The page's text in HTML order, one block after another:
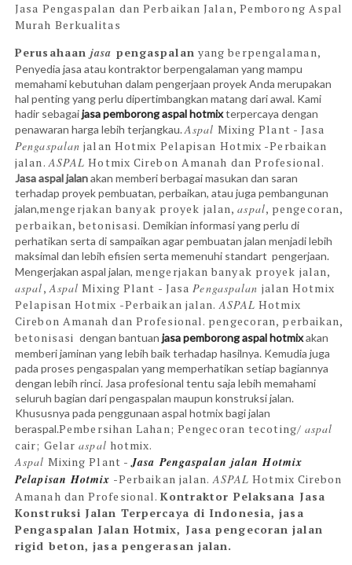
Jasa Pengaspalan dan Perbaikan Jalan, Pemborong Aspal
Murah Berkualitas
Perusahaanjasa pengaspalan yang berpengalaman,
Penyedia jasa atau kontraktor berpengalaman yang mampu
memahami kebutuhan dalam pengerjaan proyek Anda merupakan
hal penting yang perlu dipertimbangkan matang dari awal. Kami
hadir sebagaijasa pemborong aspal hotmixterpercaya dengan
penawaran harga lebih terjangkau.Aspal Mixing Plant - Jasa
Pengaspalan jalan Hotmix Pelapisan Hotmix -Perbaikan
jalan.ASPAL Hotmix Cirebon Amanah dan Profesional.
Jasa aspal jalanakan memberi berbagai masukan dan saran
terhadap proyek pembuatan, perbaikan, atau juga pembangunan
jalan,mengerjakan banyak proyek jalan,aspal, pengecoran,
perbaikan, betonisasi. Demikian informasi yang perlu di
perhatikan serta di sampaikan agar pembuatan jalan menjadi lebih
maksimal dan lebih efisien serta memenuhi standart pengerjaan.
Mengerjakan aspal jalan, mengerjakan banyak proyek jalan,
aspal,Aspal Mixing Plant - JasaPengaspalan jalan Hotmix
Pelapisan Hotmix -Perbaikan jalan.ASPAL Hotmix
Cirebon Amanah dan Profesional. pengecoran, perbaikan,
betonisasi dengan bantuanjasa pemborong aspal hotmixakan
memberi jaminan yang lebih baik terhadap hasilnya. Kemudia juga
pada proses pengaspalan yang memperhatikan setiap bagiannya
dengan lebih rinci. Jasa profesional tentu saja lebih memahami
seluruh bagian dari pengaspalan maupun konstruksi jalan.
Khususnya pada penggunaan aspal hotmix bagi jalan
beraspal.Pembersihan Lahan; Pengecoran tecoting/ aspal
cair; Gelaraspal hotmix.
Aspal Mixing Plant -JasaPengaspalan jalan Hotmix
Pelapisan Hotmix -Perbaikan jalan.ASPAL Hotmix Cirebon
Amanah dan Profesional.Kontraktor Pelaksana Jasa
Konstruksi Jalan Terpercaya di Indonesia, jasa
Pengaspalan Jalan Hotmix, Jasa pengecoran jalan
rigid beton, jasa pengerasan jalan.